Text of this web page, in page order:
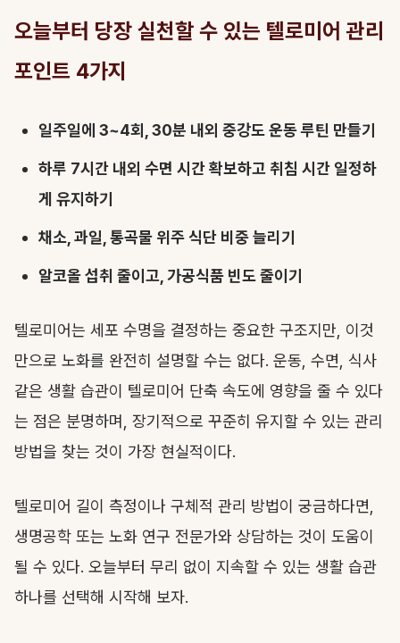
오늘부터 당장 실천할 수 있는 텔로미어 관리
포인트 4가지
일주일에 3~4회, 30분 내외 중강도 운동 루틴 만들기
하루 7시간 내외 수면 시간 확보하고 취침 시간 일정하
게 유지하기
채소, 과일, 통곡물 위주 식단 비중 늘리기
알코올 섭취 줄이고, 가공식품 빈도 줄이기
텔로미어는 세포 수명을 결정하는 중요한 구조지만, 이것
만으로 노화를 완전히 설명할 수는 없다. 운동, 수면, 식사
같은 생활 습관이 텔로미어 단축 속도에 영향을 줄 수 있다
는 점은 분명하며, 장기적으로 꾸준히 유지할 수 있는 관리
방법을 찾는 것이 가장 현실적이다.
텔로미어 길이 측정이나 구체적 관리 방법이 궁금하다면,
생명공학 또는 노화 연구 전문가와 상담하는 것이 도움이
될 수 있다. 오늘부터 무리 없이 지속할 수 있는 생활 습관
하나를 선택해 시작해 보자.